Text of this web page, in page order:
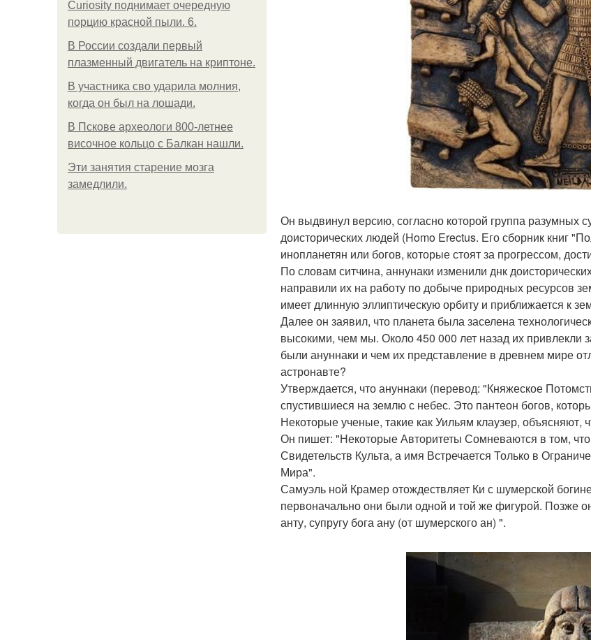
Curiosity поднимает очередную
порцию красной пыли. 6.
В России создали первый
плазменный двигатель на криптоне.
В участника сво ударила молния,
когда он был на лошади.
В Пскове археологи 800-летнее
височное кольцо с Балкан нашли.
Эти занятия старение мозга
замедлили.
Он выдвинул версию, согласно которой группа разумных
доисторических людей (Homo Erectus. Его сборник книг
инопланетян или богов, которые стоят за прогрессом,
По словам ситчина, аннунаки изменили днк
направили их на работу по добыче природных ресурсов
имеет длинную эллиптическую орбиту и приближается к
Далее он заявил, что планета была заселена
высокими, чем мы. Около 450 000 лет назад их привлекли
были ануннаки и чем их представление в древнем мире
астронавте?
Утверждается, что ануннаки (перевод: "Княжеское
спустившиеся на землю с небес. Это пантеон богов,
Некоторые ученые, такие как Уильям клаузер, объясняют,
Он пишет: "Некоторые Авторитеты Сомневаются в том,
Свидетельств Культа, а имя Встречается Только в
Мира".
Самуэль ной Крамер отождествляет Ки с шумерской
первоначально они были одной и той же фигурой. Позже
анту, супругу бога ану (от шумерского ан) ".